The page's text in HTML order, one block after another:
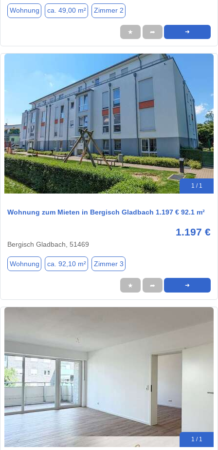
Wohnung ca. 49,00 m² Zimmer 2
★ ➦ ➜
1 / 1
Wohnung zum Mieten in Bergisch Gladbach 1.197 € 92.1 m²
1.197 €
Bergisch Gladbach, 51469
Wohnung ca. 92,10 m² Zimmer 3
★ ➦ ➜
1 / 1